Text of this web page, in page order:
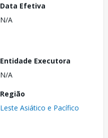
Data Efetiva
N/A
Entidade Executora
N/A
Região
Leste Asiático e Pacífico